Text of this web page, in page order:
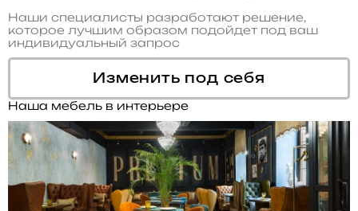
Наши специалисты разработают решение,
которое лучшим образом подойдет под ваш
индивидуальный запрос
Изменить под себя
Наша мебель в интерьере